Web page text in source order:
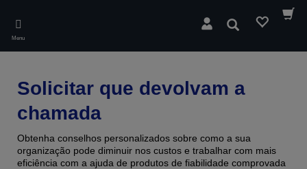
main
content
Menu
Pesquisar
Solicitar que devolvam a
chamada
Obtenha conselhos personalizados sobre como a sua
organização pode diminuir nos custos e trabalhar com mais
eficiência com a ajuda de produtos de fiabilidade comprovada ​​